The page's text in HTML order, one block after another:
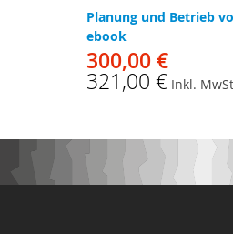
Planung und Betrieb
ebook
300,00 €
321,00 € Inkl.